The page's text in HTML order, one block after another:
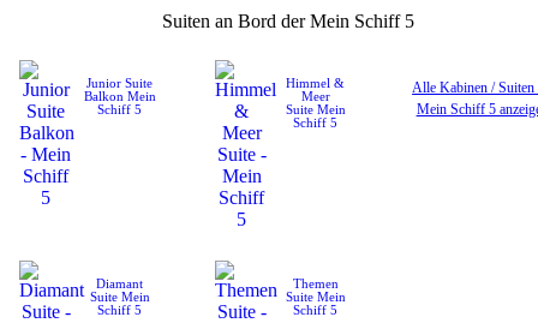
Suiten an Bord der Mein Schiff 5
Junior Suite
Balkon Mein
Schiff 5
Himmel &
Meer
SuiteMein
Schiff 5
Diamant
SuiteMein
Schiff 5
Themen
SuiteMein
Schiff 5
Alle Kabinen / Suiten
Mein Schiff 5